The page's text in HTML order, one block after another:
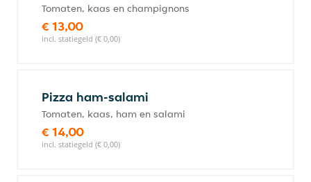
Tomaten, kaas en champignons
€ 13,00
incl. statiegeld (€ 0,00)
Pizza ham-salami
Tomaten, kaas, ham en salami
€ 14,00
incl. statiegeld (€ 0,00)